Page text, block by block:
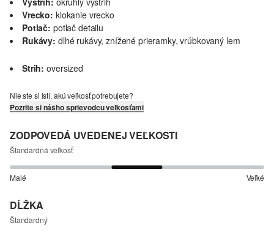
Vrecko: klokanie vrecko
Potlač: potlač detailu
Rukávy: dlhé rukávy, znížené prieramky, vrúbkovaný lem
Strih: oversized
Nie ste si istí, akú veľkosť potrebujete?
Pozrite si nášho sprievodcu veľkosťami
ZODPOVEDÁ UVEDENEJ VEĽKOSTI
Štandardná veľkosť
Malé Veľké
DĹŽKA
Štandardný